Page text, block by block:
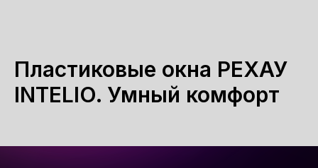
Пластиковые окна РЕХАУ
INTELIO. Умный комфорт